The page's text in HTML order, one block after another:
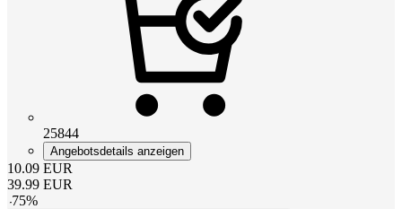
25844
Angebotsdetails anzeigen
10.09 EUR
39.99 EUR
-75%